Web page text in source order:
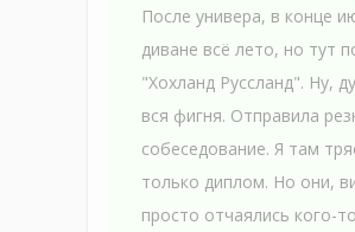
После универа, в конце
диване всё лето, но тут
"Хохланд Руссланд". Ну,
вся фигня. Отправила
собеседование. Я там
только диплом. Но они,
просто отчаялись кого-